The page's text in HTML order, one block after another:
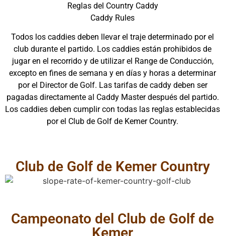
Reglas del Country Caddy
Caddy Rules
Todos los caddies deben llevar el traje determinado por el
club durante el partido. Los caddies están prohibidos de
jugar en el recorrido y de utilizar el Range de Conducción,
excepto en fines de semana y en días y horas a determinar
por el Director de Golf. Las tarifas de caddy deben ser
pagadas directamente al Caddy Master después del partido.
Los caddies deben cumplir con todas las reglas establecidas
por el Club de Golf de Kemer Country.
Club de Golf de Kemer Country
Campeonato del Club de Golf de